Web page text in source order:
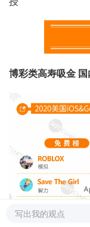
博彩类高寿吸金
写出我的观点